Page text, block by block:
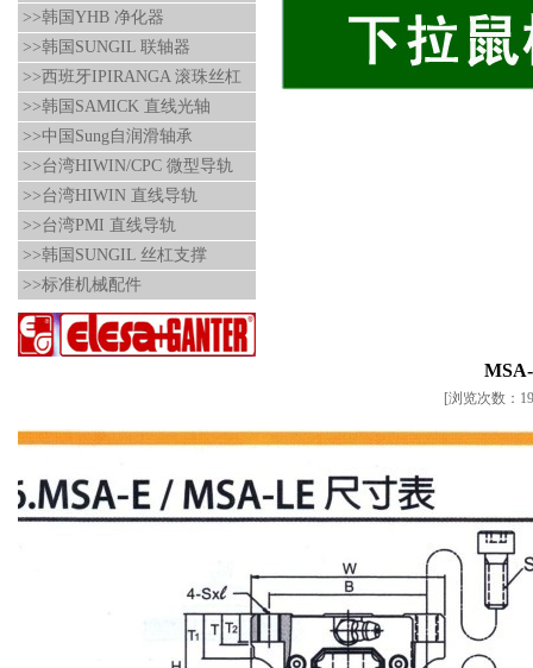
>>韩国YHB 净化器
>>韩国SUNGIL 联轴器
>>西班牙IPIRANGA 滚珠丝杠
>>韩国SAMICK 直线光轴
>>中国Sung自润滑轴承
>>台湾HIWIN/CPC 微型导轨
>>台湾HIWIN 直线导轨
>>台湾PMI 直线导轨
>>韩国SUNGIL 丝杠支撑
>>标准机械配件
[浏览次数：